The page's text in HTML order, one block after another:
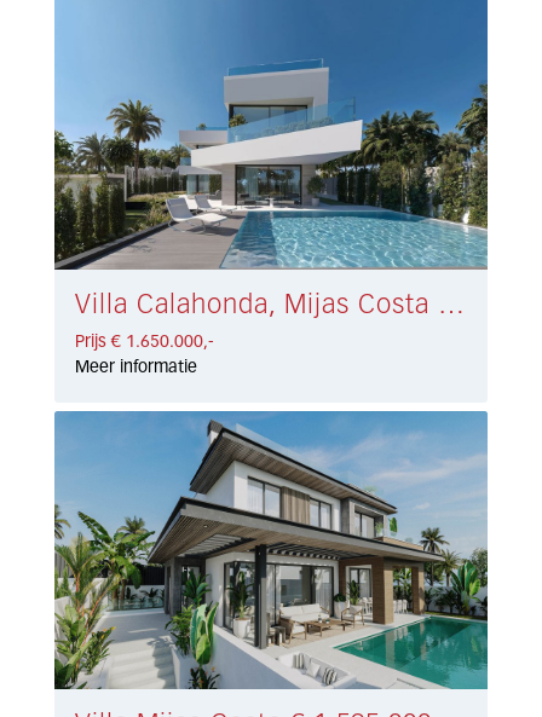
Villa Calahonda, Mijas Costa € 1.650.000,-
Prijs € 1.650.000,-
Meer informatie